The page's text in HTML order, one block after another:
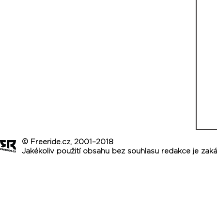
© Freeride.cz, 2001–2018
Jakékoliv použití obsahu bez souhlasu redakce je